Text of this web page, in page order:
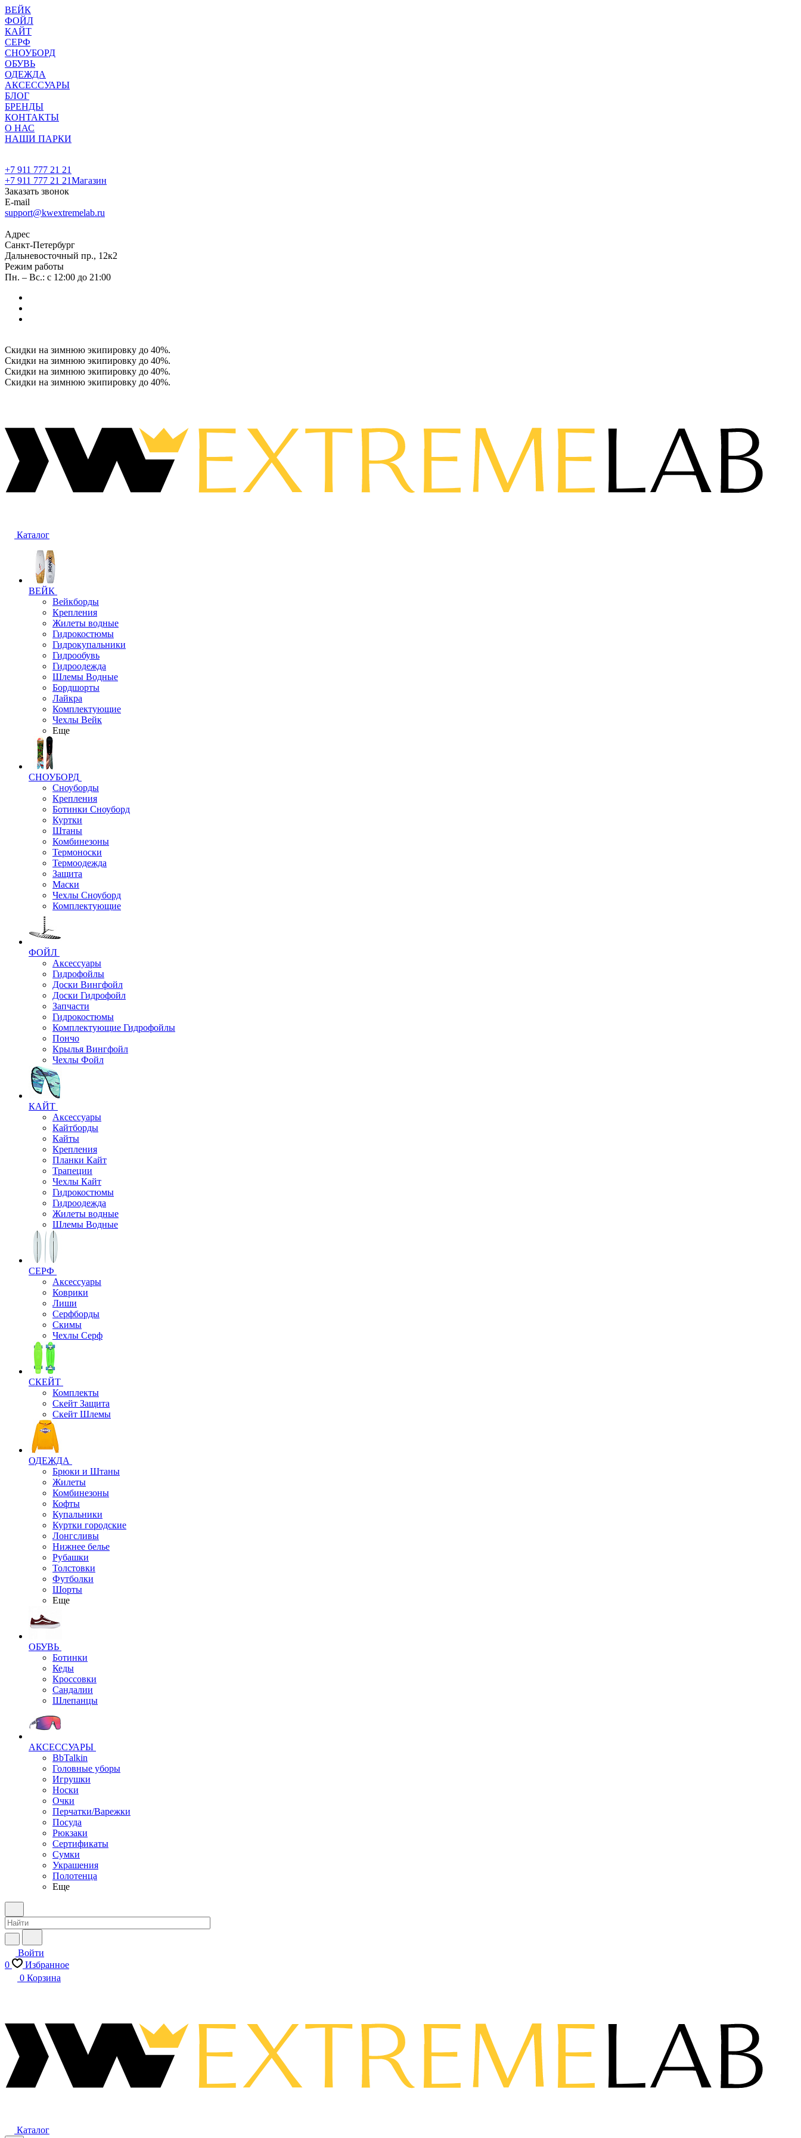
ВЕЙК
ФОЙЛ
КАЙТ
СЕРФ
СНОУБОРД
ОБУВЬ
ОДЕЖДА
АКСЕССУАРЫ
БЛОГ
БРЕНДЫ
КОНТАКТЫ
О НАС
НАШИ ПАРКИ
+7 911 777 21 21
+7 911 777 21 21Магазин
Заказать звонок
E-mail
support@kwextremelab.ru
Адрес
Санкт-Петербург
Дальневосточный пр., 12к2
Режим работы
Пн. – Вс.: с 12:00 до 21:00
Скидки на зимнюю экипировку до 40%.
Скидки на зимнюю экипировку до 40%.
Скидки на зимнюю экипировку до 40%.
Скидки на зимнюю экипировку до 40%.
Каталог
ВЕЙК
Вейкборды
Крепления
Жилеты водные
Гидрокостюмы
Гидрокупальники
Гидрообувь
Гидроодежда
Шлемы Водные
Бордшорты
Лайкра
Комплектующие
Чехлы Вейк
Еще
СНОУБОРД
Сноуборды
Крепления
Ботинки Сноуборд
Куртки
Штаны
Комбинезоны
Термоноски
Термоодежда
Защита
Маски
Чехлы Сноуборд
Комплектующие
ФОЙЛ
Аксессуары
Гидрофойлы
Доски Вингфойл
Доски Гидрофойл
Запчасти
Гидрокостюмы
Комплектующие Гидрофойлы
Пончо
Крылья Вингфойл
Чехлы Фойл
КАЙТ
Аксессуары
Кайтборды
Кайты
Крепления
Планки Кайт
Трапеции
Чехлы Кайт
Гидрокостюмы
Гидроодежда
Жилеты водные
Шлемы Водные
СЕРФ
Аксессуары
Коврики
Лиши
Серфборды
Скимы
Чехлы Cерф
СКЕЙТ
Комплекты
Скейт Защита
Скейт Шлемы
ОДЕЖДА
Брюки и Штаны
Жилеты
Комбинезоны
Кофты
Купальники
Куртки городские
Лонгсливы
Нижнее белье
Рубашки
Толстовки
Футболки
Шорты
Еще
ОБУВЬ
Ботинки
Кеды
Кроссовки
Сандалии
Шлепанцы
АКСЕССУАРЫ
BbTalkin
Головные уборы
Игрушки
Носки
Очки
Перчатки/Варежки
Посуда
Рюкзаки
Сертификаты
Сумки
Украшения
Полотенца
Еще
Войти
0
Избранное
0 Корзина
Каталог